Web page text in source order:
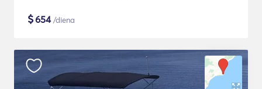
$654/diena